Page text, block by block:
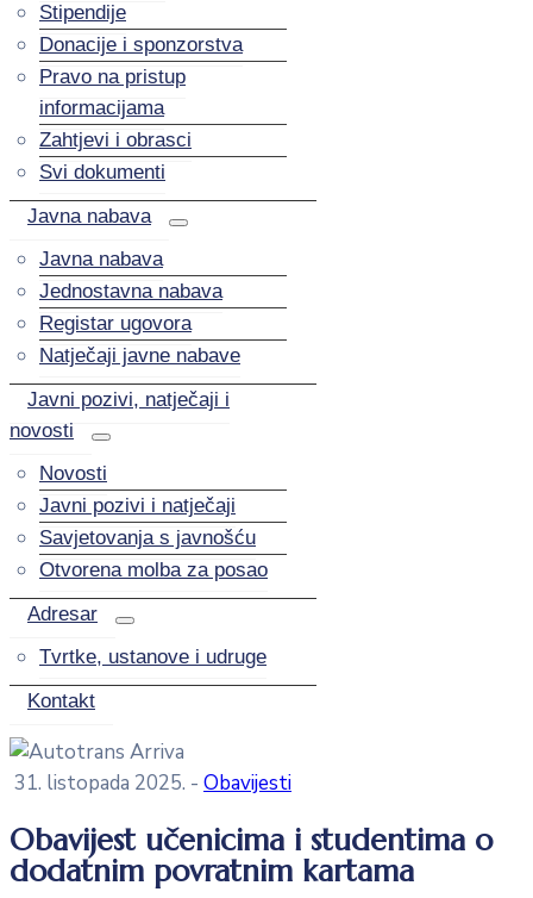
Stipendije
Donacije i sponzorstva
Pravo na pristup
informacijama
Zahtjevi i obrasci
Svi dokumenti
Javna nabava
Javna nabava
Jednostavna nabava
Registar ugovora
Natječaji javne nabave
Javni pozivi, natječaji i
novosti
Novosti
Javni pozivi i natječaji
Savjetovanja s javnošću
Otvorena molba za posao
Adresar
Tvrtke, ustanove i udruge
Kontakt
31. listopada 2025. - Obavijesti
Obavijest učenicima i studentima o
dodatnim povratnim kartama